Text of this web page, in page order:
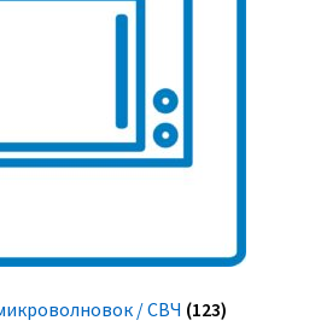
/ СВЧ (123)